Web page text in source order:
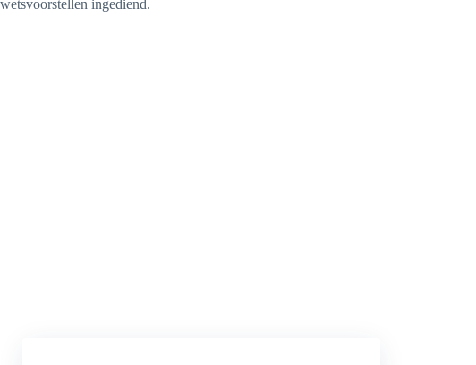
wetsvoorstellen ingediend.